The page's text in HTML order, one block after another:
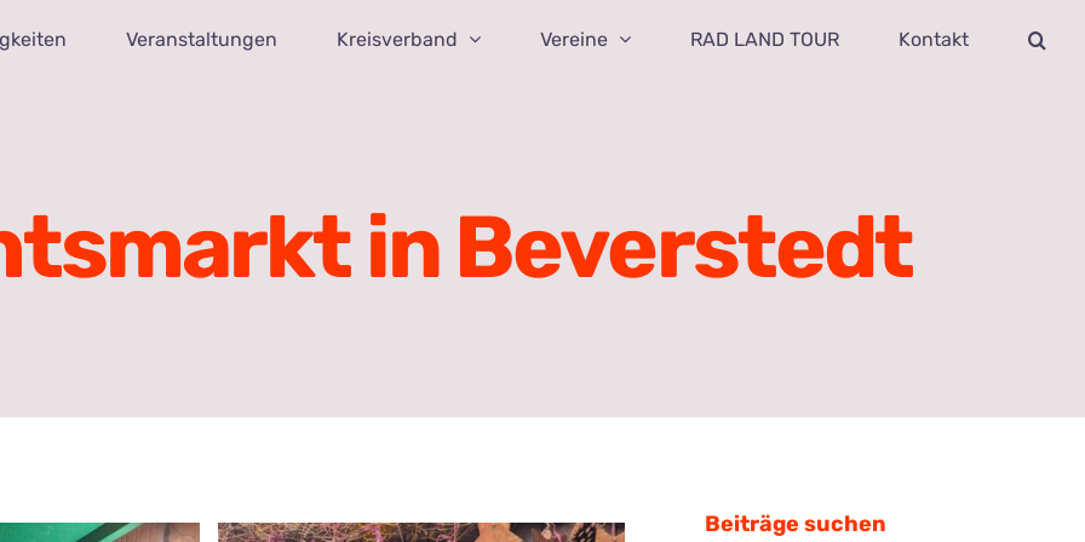
Veranstaltungen Kreisverband Vereine RAD LAND TOUR Kontakt
in Beverstedt
Beiträge suchen